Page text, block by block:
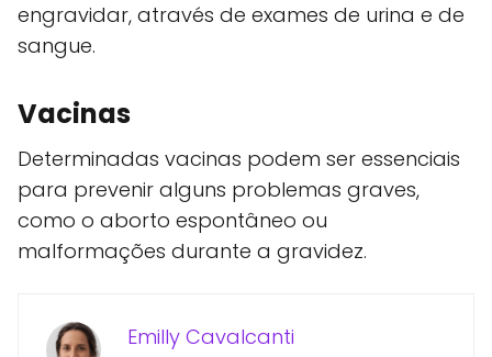
engravidar, através de exames de urina e de
sangue.
Vacinas
Determinadas vacinas podem ser essenciais
para prevenir alguns problemas graves,
como o aborto espontâneo ou
malformações durante a gravidez.
Emilly Cavalcanti